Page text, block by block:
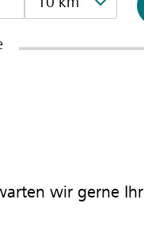
wir gerne